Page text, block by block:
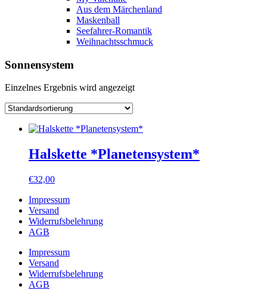
Aus dem Märchenland
Maskenball
Seefahrer-Romantik
Weihnachtsschmuck
Sonnensystem
Einzelnes Ergebnis wird angezeigt
Halskette *Planetensystem*
€32,00
Impressum
Versand
Widerrufsbelehrung
AGB
Impressum
Versand
Widerrufsbelehrung
AGB